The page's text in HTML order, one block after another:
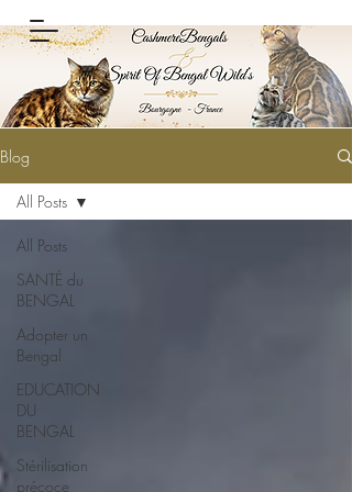
Blog
All Posts
SANTÉ du
BENGAL
Adopter un
Bengal
EDUCATION
DU
BENGAL
Stérilisation
précoce
All Posts